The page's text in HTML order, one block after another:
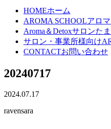
HOMEホーム
AROMA SCHOOLアロ
Aroma＆Detoxサロンた
サロン・事業所様向け
CONTACTお問い合わせ
20240717
2024.07.17
ravensara